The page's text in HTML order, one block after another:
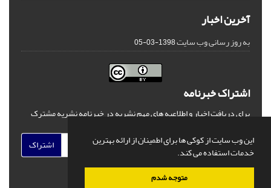
این وب سایت از کوکی ها برای اطمینان از ارائه بهترین
خدمات استفاده می کند.
متوجه شدم
آخرین اخبار
به روز رسانی وب سایت1398-03-05
اشتراک خبرنامه
برای دریافت اخبار و اطلاعیه های مهم نشریه در خبرنامه نشریه مشترک
اشتراک